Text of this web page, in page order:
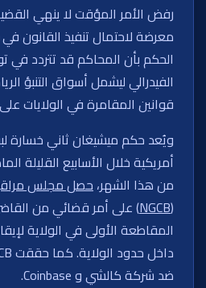
رفض الأمر المؤقت لا ينهي
معرضة لاحتمال تنفيذ القانون
الحكم بأن المحاكم قد تتردد في
الفيدرالي ليشمل أسواق التنبؤ
قوانين المقامرة في الولايات
ويُعد حكم ميشيغان ثاني خسارة
أمريكية خلال الأسابيع
من هذا الشهر،حصل مجلس
(NGCB)
على أمر قضائي من
المقاطعة الأولى في الولاية
ضد شركة كالشي و Coinbase.